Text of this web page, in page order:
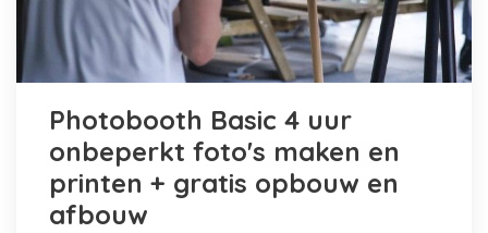
Photobooth Basic 4 uur
onbeperkt foto's maken en
printen + gratis opbouw en
afbouw